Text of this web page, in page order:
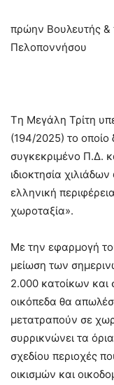
πρώην Βουλευτής
Πελοποννήσου
Tη Μεγάλη Τρίτη
(194/2025) το
συγκεκριμένο Π.Δ.
ιδιοκτησία
ελληνική
χωροταξία».
Με την εφαρμογή
μείωση των
2.000 κατοίκων και
οικόπεδα θα
μετατραπούν σε
συρρικνώνει τα
σχεδίου περιοχές
οικισμών και